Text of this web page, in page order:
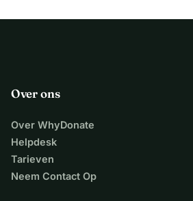
Over ons
Over WhyDonate
Helpdesk
Tarieven
Neem Contact Op